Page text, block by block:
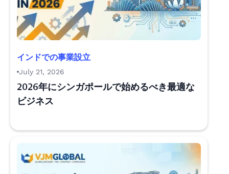
インドでの事業設立
July 21, 2026
2026年にシンガポールで始めるべき最適な
ビジネス